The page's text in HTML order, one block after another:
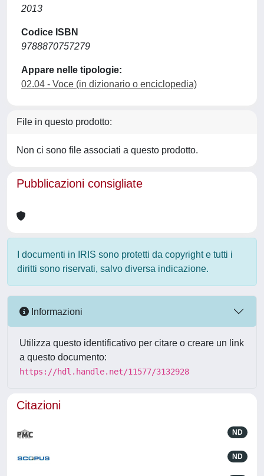
2013
Codice ISBN
9788870757279
Appare nelle tipologie:
02.04 - Voce (in dizionario o enciclopedia)
File in questo prodotto:
Non ci sono file associati a questo prodotto.
Pubblicazioni consigliate
I documenti in IRIS sono protetti da copyright e tutti i
diritti sono riservati, salvo diversa indicazione.
Informazioni
Utilizza questo identificativo per citare o creare un link
a questo documento:
https://hdl.handle.net/11577/3132928
Citazioni
ND
ND